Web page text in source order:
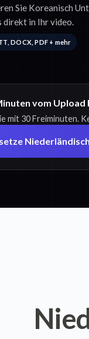
Sie Koreanisch
direkt in Ihr video.
DOCX, PDF + mehr
vom
mit 30 Freiminuten.